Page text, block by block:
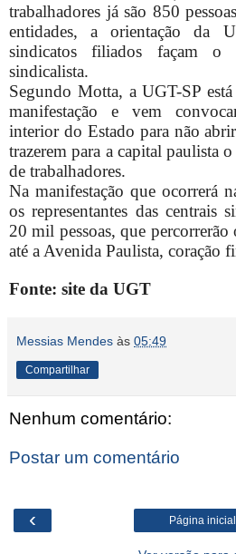
trabalhadores já são 850
entidades, a orientação da
sindicatos filiados façam o
sindicalista.
Segundo Motta, a UGT-SP
manifestação e vem
interior do Estado para não
trazerem para a capital paulista
de trabalhadores.
Na manifestação que ocorrerá
os representantes das centrais
20 mil pessoas, que percorrerão
até a Avenida Paulista, coração
Fonte: site da UGT
Messias Mendes às 05:49
Compartilhar
Nenhum comentário:
Postar um comentário
‹ Página inicial